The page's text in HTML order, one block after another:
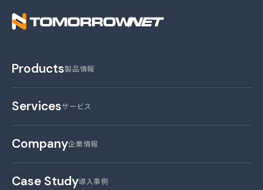
株式会社トゥモロー
Products製品情報
Servicesサービス
Company企業情報
Case Study導入事例